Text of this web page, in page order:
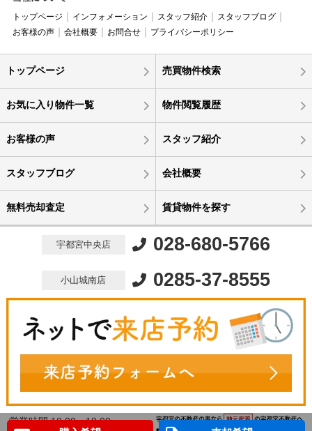
トップページ インフォメーション スタッフ紹介
スタッフブログ
お客様の声
会社概要 お問合せ プライバシーポリシー
トップページ 売買物件検索
お気に入り物件一覧 物件閲覧履歴
お客様の声 スタッフ紹介
スタッフブログ 会社概要
無料売却査定 賃貸物件を探す
宇都宮中央店 028-680-5766
小山城南店 0285-37-8555
営業時間 10:00～18:00